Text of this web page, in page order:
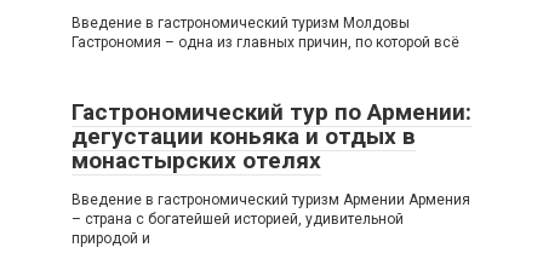
Введение в гастрономический туризм Молдовы
Гастрономия – одна из главных причин, по которой всё
Гастрономический тур по Армении:
дегустации коньяка и отдых в
монастырских отелях
Введение в гастрономический туризм Армении Армения
– страна с богатейшей историей, удивительной
природой и